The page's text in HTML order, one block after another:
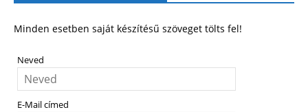
Minden esetben saját készítésű szöveget tölts fel!
Neved
E-Mail címed